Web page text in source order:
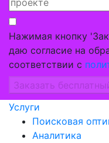
Нажимая кнопку
даю согласие на
соответствии с
Заказать
Услуги
Поисковая
Аналитика